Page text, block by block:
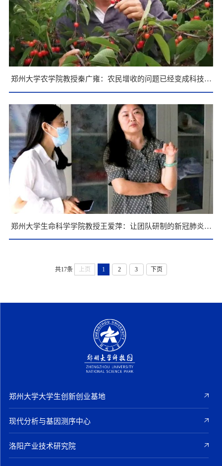
郑州大学农学院教授秦广雍：农民增收的问题已经变成科技问
题
郑州大学生命科学学院教授王爱萍：让团队研制的新冠肺炎疫
共17条 上页 1 2 3 下页
郑州大学大学生创新创业基地
现代分析与基因测序中心
洛阳产业技术研究院